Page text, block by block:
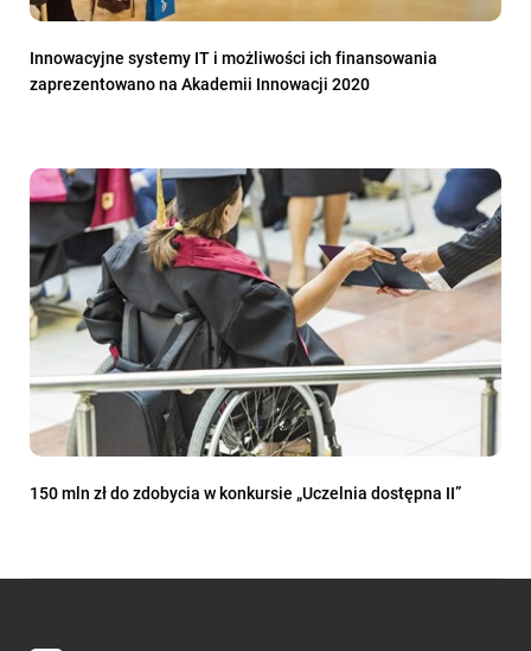
Innowacyjne systemy IT i możliwości ich finansowania
zaprezentowano na Akademii Innowacji 2020
150 mln zł do zdobycia w konkursie „Uczelnia dostępna II”